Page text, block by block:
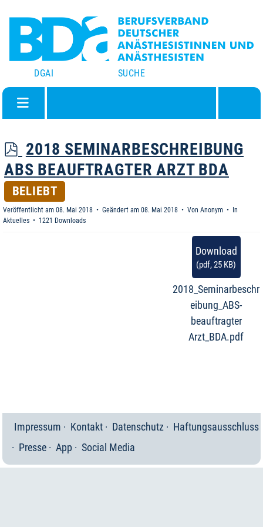
DGAI SUCHE
P
D
F
2018 SEMINARBESCHREIBUNG
ABS BEAUFTRAGTER ARZT BDA
BELIEBT
Veröffentlicht am 08. Mai 2018 Geändert am 08. Mai 2018 Von Anonym
In
Aktuelles
1221 Downloads
Download
(pdf,25 KB)
2018_Seminarbeschr
eibung_ABS-
beauftragter
Arzt_BDA.pdf
Impressum Kontakt Datenschutz
Haftungsausschluss
Presse
App Social Media